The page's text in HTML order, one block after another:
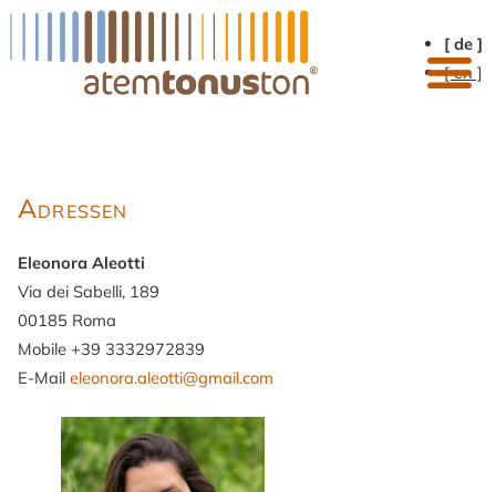
[ de ]
[ en ]
Adressen
Eleonora Aleotti
Via dei Sabelli, 189
00185 Roma
Mobile +39 3332972839
E-Mail eleonora.aleotti@gmail.com